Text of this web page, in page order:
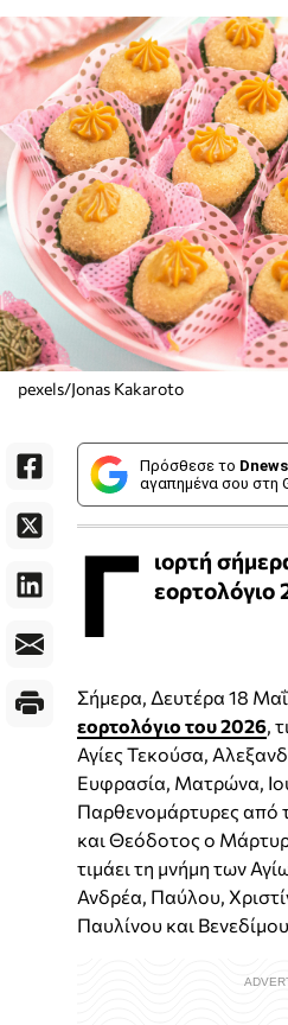
pexels/Jonas Kakaroto
Πρόσθεσε το Dnews
αγαπημένα σου στη
Γ ιορτή
εορτολόγιο
Σήμερα, Δευτέρα 18
εορτολόγιο του 2026 ,
Αγίες Τεκούσα,
Ευφρασία, Ματρώνα,
Παρθενομάρτυρες από
και Θεόδοτος ο
τιμάει τη μνήμη των
Ανδρέα, Παύλου,
Παυλίνου και